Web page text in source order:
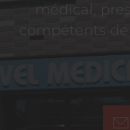
médical,
compétents